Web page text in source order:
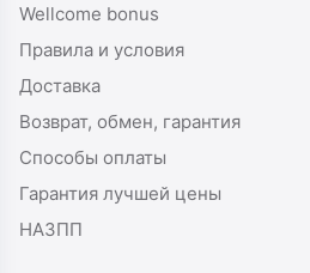
Wellcome bonus
Правила и условия
Доставка
Возврат, обмен, гарантия
Способы оплаты
Гарантия лучшей цены
НАЗПП